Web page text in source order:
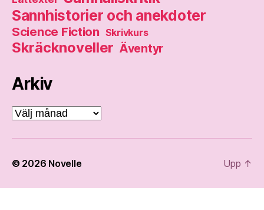
Sannhistorier och anekdoter
Science Fiction Skrivkurs
Skräcknoveller Äventyr
Arkiv
Arkiv
© 2026 Novelle Upp ↑